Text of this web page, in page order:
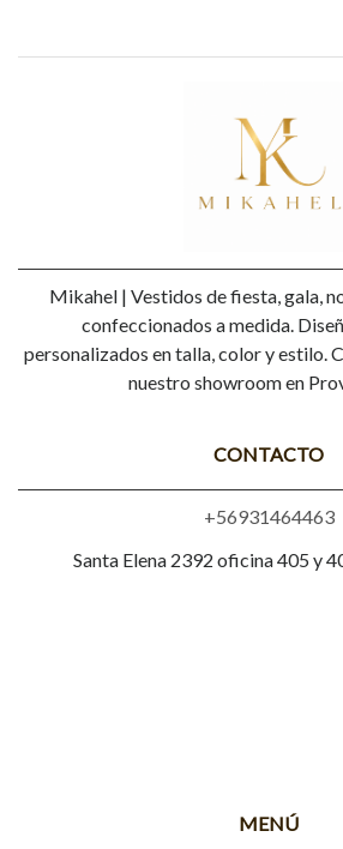
Mikahel | Vestidos de fiesta, gala,
confeccionados a medida.
personalizados en talla, color y estilo.
nuestro showroom en
CONTACTO
+56931464463
Santa Elena 2392 oficina 405 y
MENÚ